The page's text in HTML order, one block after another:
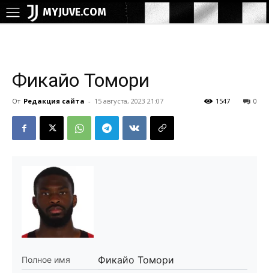
MYJUVE.COM
Фикайо Томори
От Редакция сайта - 15 августа, 2023 21:07 0
1547
Полное имя Фикайо Томори